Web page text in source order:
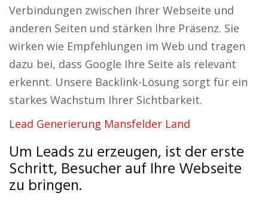
Verbindungen zwischen Ihrer Webseite und
anderen Seiten und stärken Ihre Präsenz. Sie
wirken wie Empfehlungen im Web und tragen
dazu bei, dass Google Ihre Seite als relevant
erkennt. Unsere Backlink-Lösung sorgt für ein
starkes Wachstum Ihrer Sichtbarkeit.
Lead Generierung Mansfelder Land
Um Leads zu erzeugen, ist der erste
Schritt, Besucher auf Ihre Webseite
zu bringen.